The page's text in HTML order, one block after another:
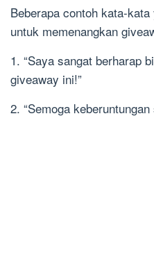
Beberapa contoh kata-
untuk memenangkan
1. “Saya sangat berharap
giveaway ini!”
2. “Semoga